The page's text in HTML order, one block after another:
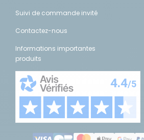
Suivi de commande invité
Contactez-nous
Informations importantes
produits